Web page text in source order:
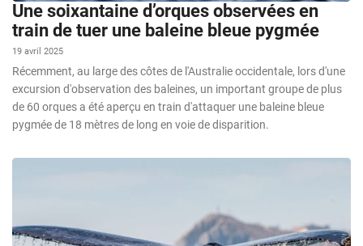
Une soixantaine d’orques observées en
train de tuer une baleine bleue pygmée
19 avril 2025
Récemment, au large des côtes de l'Australie occidentale, lors d'une
excursion d'observation des baleines, un important groupe de plus
de 60 orques a été aperçu en train d'attaquer une baleine bleue
pygmée de 18 mètres de long en voie de disparition.